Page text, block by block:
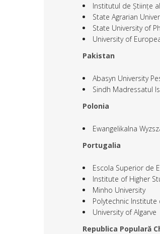
Institutul de Științe
State Agrarian
State University of
University of
Pakistan
Abasyn University
Sindh Madressatul
Polonia
Ewangelikalna
Portugalia
Escola Superior de
Institute of Higher
Minho University
Polytechnic Institute
University of Algarve
Republica Populară